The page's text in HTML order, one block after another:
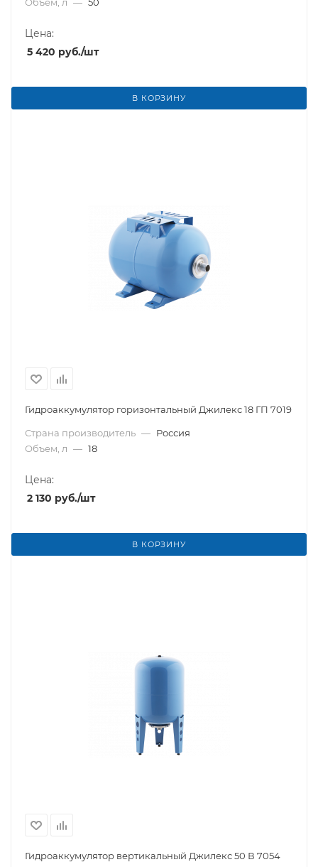
Цена:
5 420 руб./шт
В КОРЗИНУ
Гидроаккумулятор горизонтальный Джилекс 18 ГП 7019
Страна производитель — Россия
Объем, л — 18
Цена:
2 130 руб./шт
В КОРЗИНУ
Гидроаккумулятор вертикальный Джилекс 50 В 7054